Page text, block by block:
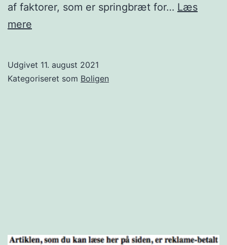
af faktorer, som er springbræt for… Læs
mere
og
Udgivet 11. august 2021
Kategoriseret som Boligen